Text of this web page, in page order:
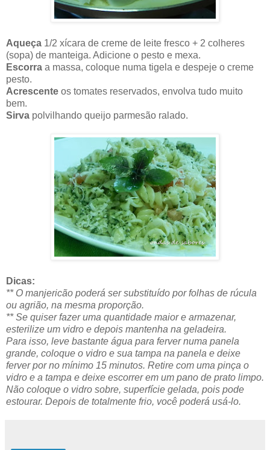
Aqueça 1/2 xícara de creme de leite fresco + 2 colheres
(sopa) de manteiga. Adicione o pesto e mexa.
Escorra a massa, coloque numa tigela e despeje o creme
pesto.
Acrescente os tomates reservados, envolva tudo muito
bem.
Sirva polvilhando queijo parmesão ralado.
Dicas:
** O manjericão poderá ser substituído por folhas de rúcula
ou agrião, na mesma proporção.
** Se quiser fazer uma quantidade maior e armazenar,
esterilize um vidro e depois mantenha na geladeira.
Para isso, leve bastante água para ferver numa panela
grande, coloque o vidro e sua tampa na panela e deixe
ferver por no mínimo 15 minutos. Retire com uma pinça o
vidro e a tampa e deixe escorrer em um pano de prato limpo.
Não coloque o vidro sobre, superfície gelada, pois pode
estourar. Depois de totalmente frio, você poderá usá-lo.